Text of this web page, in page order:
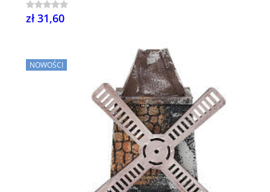
zł 31,60
NOWOŚCI